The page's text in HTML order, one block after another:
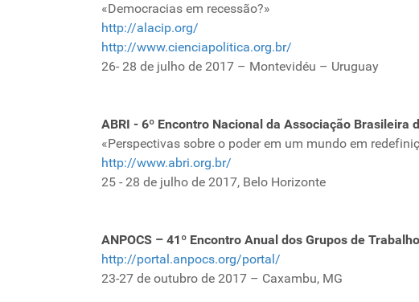
«Democracias em recessão?»
http://alacip.org/
http://www.cienciapolitica.org.br/
26- 28 de julho de 2017 – Montevidéu – Uruguay
ABRI - 6º Encontro Nacional da Associação Brasileira
«Perspectivas sobre o poder em um mundo em
http://www.abri.org.br/
25 - 28 de julho de 2017, Belo Horizonte
ANPOCS – 41º Encontro Anual dos Grupos de
http://portal.anpocs.org/portal/
23-27 de outubro de 2017 – Caxambu, MG